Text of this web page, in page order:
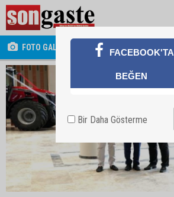
FOTO GALERİ FACEBOOK'TA
BEĞEN
Bir Daha Gösterme